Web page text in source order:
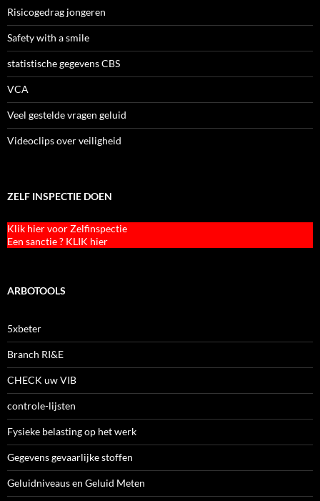
Risicogedrag jongeren
Safety with a smile
statistische gegevens CBS
VCA
Veel gestelde vragen geluid
Videoclips over veiligheid
ZELF INSPECTIE DOEN
Klik hier voor Zelfinspectie
Een sanctie ? KLIK hier
ARBOTOOLS
5xbeter
Branch RI&E
CHECK uw VIB
controle-lijsten
Fysieke belasting op het werk
Gegevens gevaarlijke stoffen
Geluidniveaus en Geluid Meten